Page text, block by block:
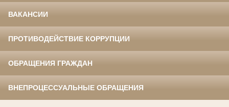
ВАКАНСИИ
ПРОТИВОДЕЙСТВИЕ КОРРУПЦИИ
ОБРАЩЕНИЯ ГРАЖДАН
ВНЕПРОЦЕССУАЛЬНЫЕ ОБРАЩЕНИЯ